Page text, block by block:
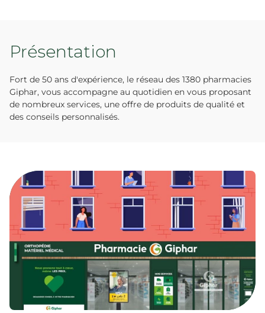
Présentation
Fort de 50 ans d'expérience, le réseau des 1380 pharmacies
Giphar, vous accompagne au quotidien en vous proposant
de nombreux services, une offre de produits de qualité et
des conseils personnalisés.